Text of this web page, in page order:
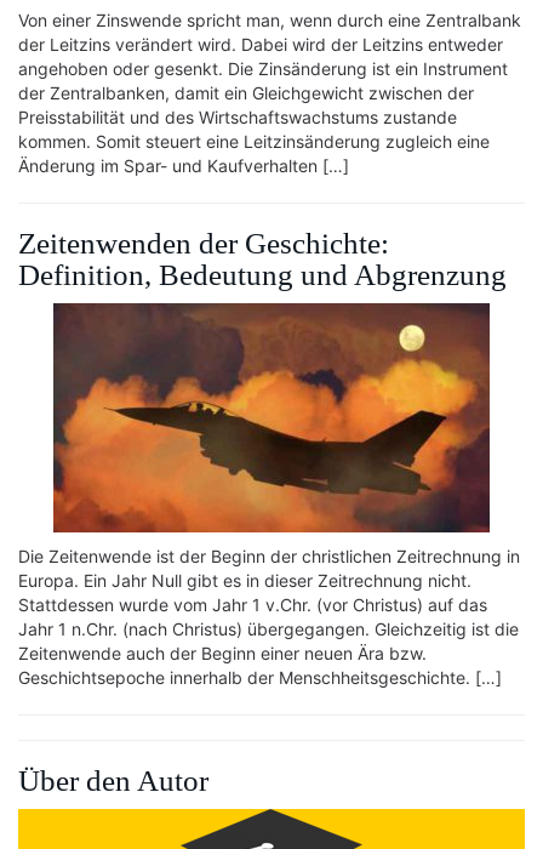
Von einer Zinswende spricht man, wenn durch eine Zentralbank
der Leitzins verändert wird. Dabei wird der Leitzins entweder
angehoben oder gesenkt. Die Zinsänderung ist ein Instrument
der Zentralbanken, damit ein Gleichgewicht zwischen der
Preisstabilität und des Wirtschaftswachstums zustande
kommen. Somit steuert eine Leitzinsänderung zugleich eine
Änderung im Spar- und Kaufverhalten […]
Zeitenwenden der Geschichte:
Definition, Bedeutung und Abgrenzung
Die Zeitenwende ist der Beginn der christlichen Zeitrechnung in
Europa. Ein Jahr Null gibt es in dieser Zeitrechnung nicht.
Stattdessen wurde vom Jahr 1 v.Chr. (vor Christus) auf das
Jahr 1 n.Chr. (nach Christus) übergegangen. Gleichzeitig ist die
Zeitenwende auch der Beginn einer neuen Ära bzw.
Geschichtsepoche innerhalb der Menschheitsgeschichte. […]
Über den Autor